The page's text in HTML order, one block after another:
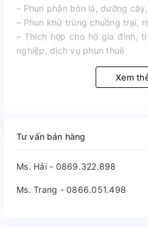
– Phun phân bón lá, dưỡng
– Phun khử trùng chuồng trại,
– Thích hợp cho hộ gia đình,
nghiệp, dịch vụ phun thuê
Xem
Tư vấn bán hàng
Ms. Hải - 0869.322.898
Ms. Trang - 0866.051.498